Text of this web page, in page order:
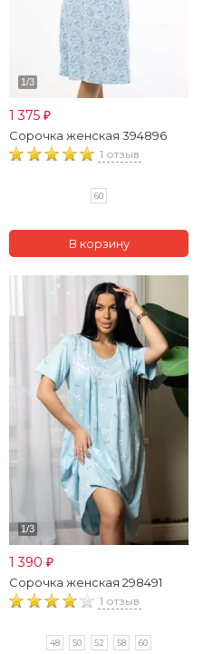
1 375 ₽
Сорочка женская 394896
1 отзыв
60
1 390 ₽
Сорочка женская 298491
1 отзыв
48 50 52 58 60